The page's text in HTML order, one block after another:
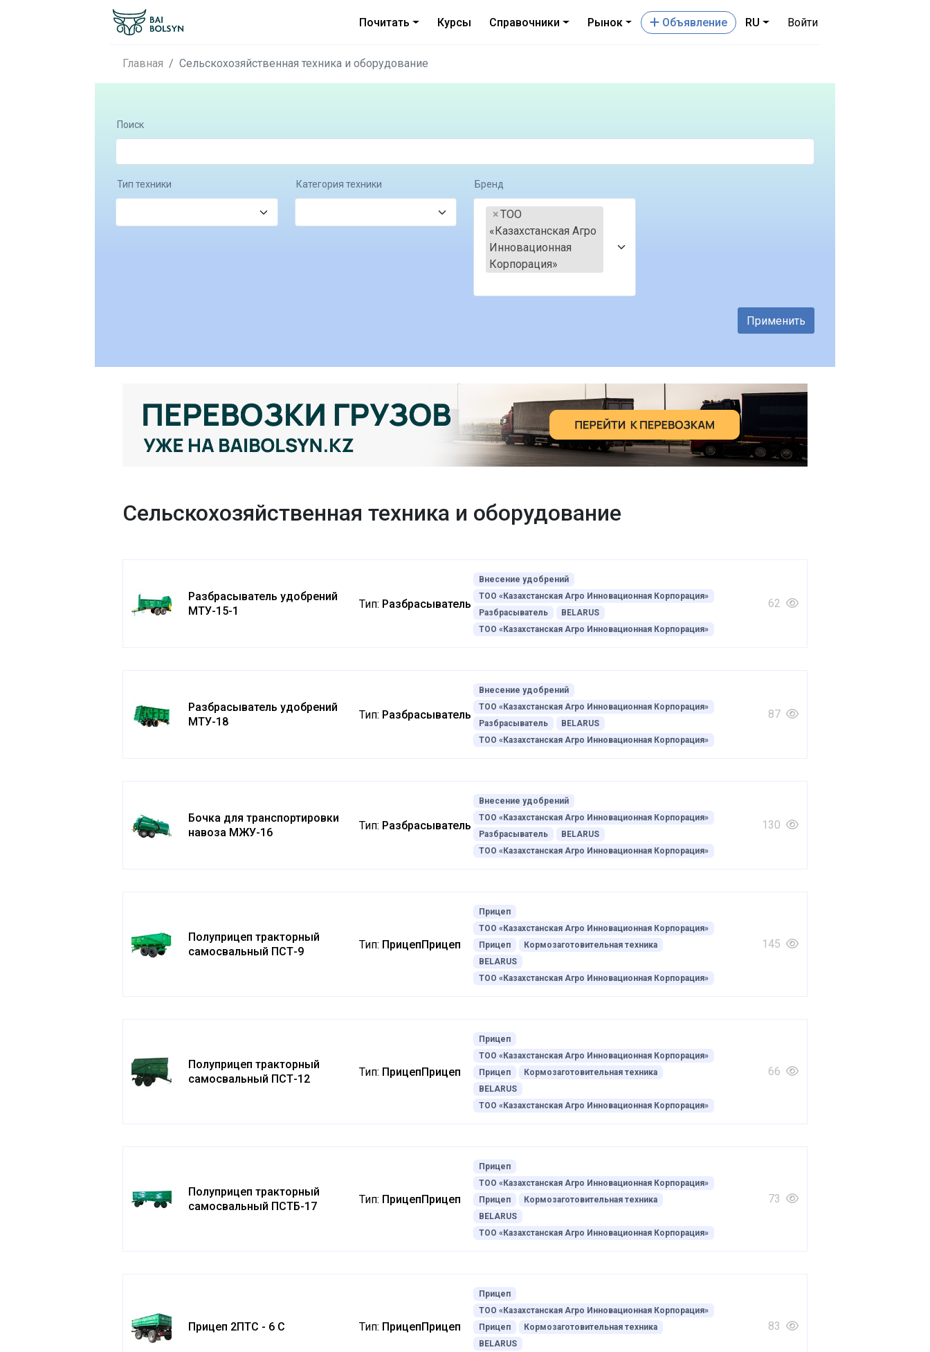
Почитать Курсы Справочники Рынок Oбъявление RU Войти
Главная Сельскохозяйственная техника и оборудование
Поиск
Тип техники Категория техники Бренд
×ТОО
«Казахстанская Агро
Инновационная
Корпорация»
Применить
Сельскохозяйственная техника и оборудование
Разбрасыватель удобрений
МТУ-15-1
Тип: Разбрасыватель
Внесение удобрений
ТОО «Казахстанская Агро Инновационная Корпорация»
Разбрасыватель
BELARUS
ТОО «Казахстанская Агро Инновационная Корпорация»
62
Разбрасыватель удобрений
МТУ-18
Тип: Разбрасыватель
Внесение удобрений
ТОО «Казахстанская Агро Инновационная Корпорация»
Разбрасыватель
BELARUS
ТОО «Казахстанская Агро Инновационная Корпорация»
87
Бочка для транспортировки
навоза МЖУ-16
Тип: Разбрасыватель
Внесение удобрений
ТОО «Казахстанская Агро Инновационная Корпорация»
Разбрасыватель
BELARUS
ТОО «Казахстанская Агро Инновационная Корпорация»
130
Полуприцеп тракторный
самосвальный ПСТ-9
Тип: ПрицепПрицеп
Прицеп
ТОО «Казахстанская Агро Инновационная Корпорация»
Прицеп
Кормозаготовительная техника
BELARUS
ТОО «Казахстанская Агро Инновационная Корпорация»
145
Полуприцеп тракторный
самосвальный ПСТ-12
Тип: ПрицепПрицеп
Прицеп
ТОО «Казахстанская Агро Инновационная Корпорация»
Прицеп
Кормозаготовительная техника
BELARUS
ТОО «Казахстанская Агро Инновационная Корпорация»
66
Полуприцеп тракторный
самосвальный ПСТБ-17
Тип: ПрицепПрицеп
Прицеп
ТОО «Казахстанская Агро Инновационная Корпорация»
Прицеп
Кормозаготовительная техника
BELARUS
ТОО «Казахстанская Агро Инновационная Корпорация»
73
Прицеп 2ПТС - 6 С Тип: ПрицепПрицеп
Прицеп
ТОО «Казахстанская Агро Инновационная Корпорация»
Прицеп
Кормозаготовительная техника
BELARUS
83